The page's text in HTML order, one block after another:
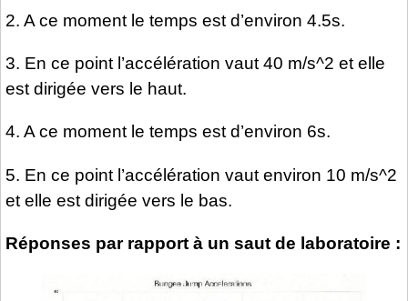
2. A ce moment le temps est d’environ 4.5s.
3. En ce point l’accélération vaut 40 m/s^2 et elle
est dirigée vers le haut.
4. A ce moment le temps est d’environ 6s.
5. En ce point l’accélération vaut environ 10 m/s^2
et elle est dirigée vers le bas.
Réponses par rapport à un saut de laboratoire :